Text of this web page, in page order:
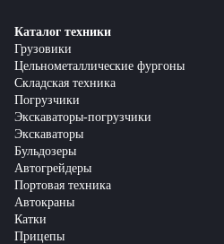
Каталог техники
Грузовики
Цельнометаллические фургоны
Складская техника
Погрузчики
Экскаваторы-погрузчики
Экскаваторы
Бульдозеры
Автогрейдеры
Портовая техника
Автокраны
Катки
Прицепы